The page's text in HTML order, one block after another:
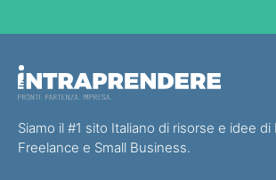
Siamo il #1 sito Italiano di risorse e idee
Freelance e Small Business.